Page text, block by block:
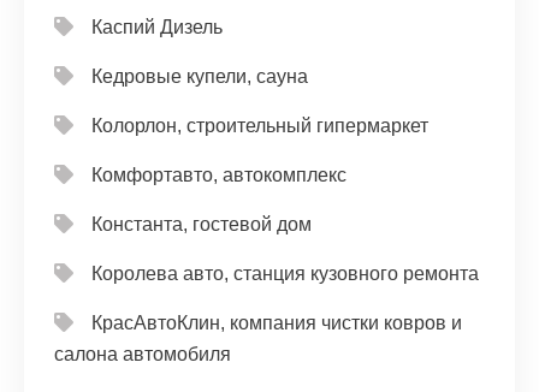
Каспий Дизель
Кедровые купели, сауна
Колорлон, строительный гипермаркет
Комфортавто, автокомплекс
Константа, гостевой дом
Королева авто, станция кузовного ремонта
КрасАвтоКлин, компания чистки ковров и
салона автомобиля